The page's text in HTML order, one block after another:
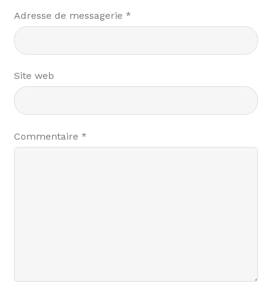
Adresse de messagerie *
Site web
Commentaire *